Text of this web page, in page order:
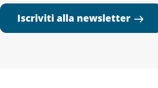
Iscriviti alla newsletter